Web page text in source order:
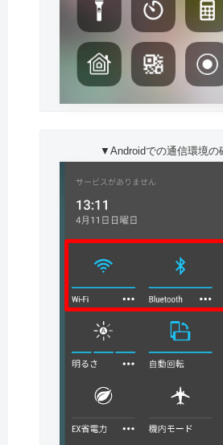
▼Androidでの通信環境の